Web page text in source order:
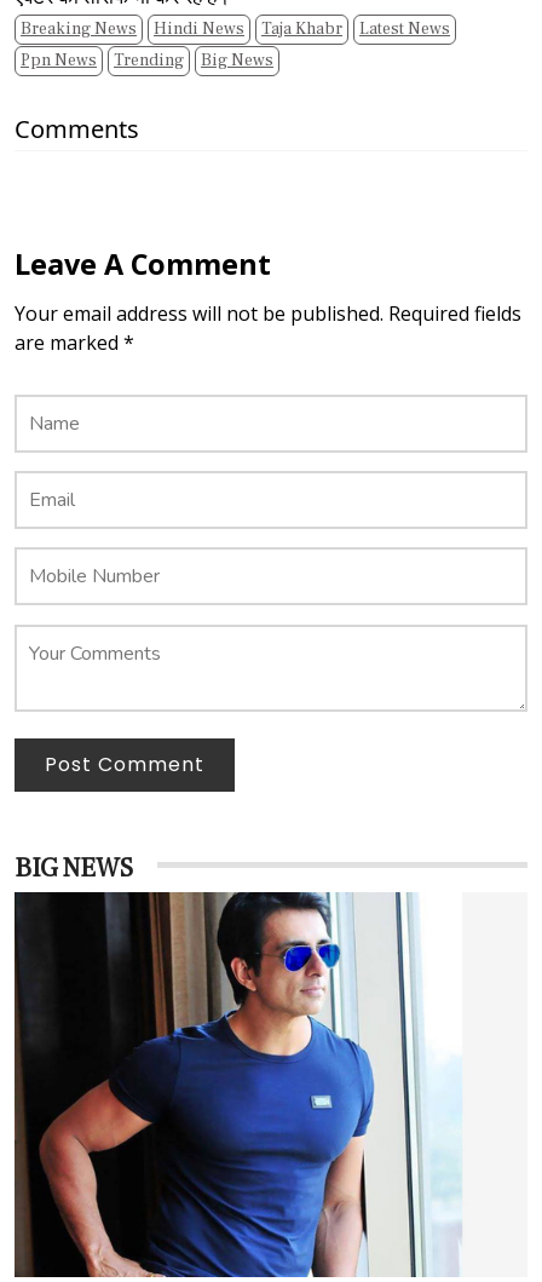
Breaking News Hindi News Taja Khabr
Latest News
Ppn News
Trending Big News
Comments
Leave A Comment
Your email address will not be published. Required fields
are marked *
Post Comment
BIG NEWS